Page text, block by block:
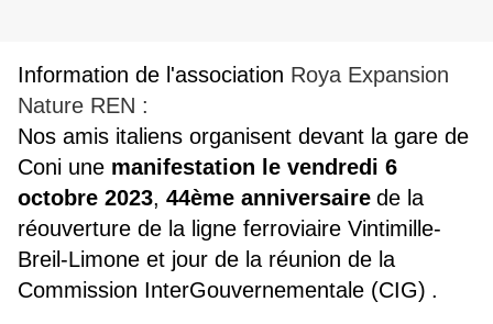
Information de l'association Roya Expansion
Nature REN :
Nos amis italiens organisent devant la gare de
Coni une manifestation le vendredi 6
octobre 2023, 44ème anniversaire de la
réouverture de la ligne ferroviaire Vintimille-
Breil-Limone et jour de la réunion de la
Commission InterGouvernementale (CIG) .